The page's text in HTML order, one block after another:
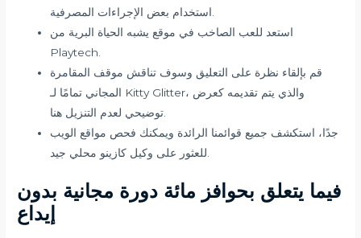
استخدام بعض الإجراءات المصرفية.
استعد للعب الصاخب في موقع يشبه الحياة البرية من
Playtech.
قم بإلقاء نظرة على التعليق وسوف تناقش موقف المقامرة
المجاني تمامًا لـ Kitty Glitter، والذي يتم تقديمه كعرض
توضيحي لعدم التنزيل هنا.
جدًا، استكشف جميع قوائمنا الرائدة ويمكنك فحص مواقع الويب
للعثور على وكيل كازينو محلي جيد.
فيما يتعلق بحوافز مائة دورة مجانية بدون
إيداع